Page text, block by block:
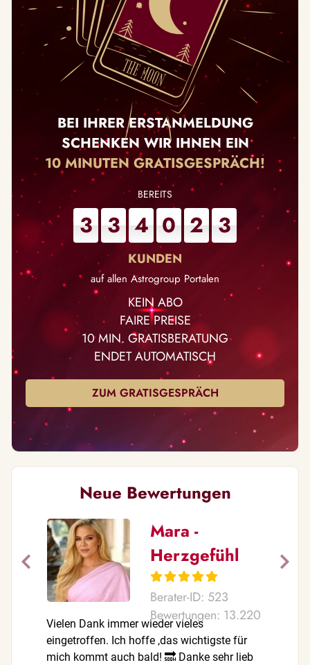
BEI IHRER ERSTANMELDUNG
SCHENKEN WIR IHNEN EIN
10 MINUTEN GRATISGESPRÄCH!
3 3 4 0 2 3
auf allen Astrogroup Portalen
KEIN ABO
FAIRE PREISE
10 MIN. GRATISBERATUNG
ENDET AUTOMATISCH
ZUM GRATISGESPRÄCH
Neue Bewertungen
Mara -
Herzgefühl
Berater-ID: 523
Bewertungen: 13.220
Vielen Dank immer wieder vieles
eingetroffen. Ich hoffe ,das wichtigste für
mich kommt auch bald! 🔜 Danke sehr lieb